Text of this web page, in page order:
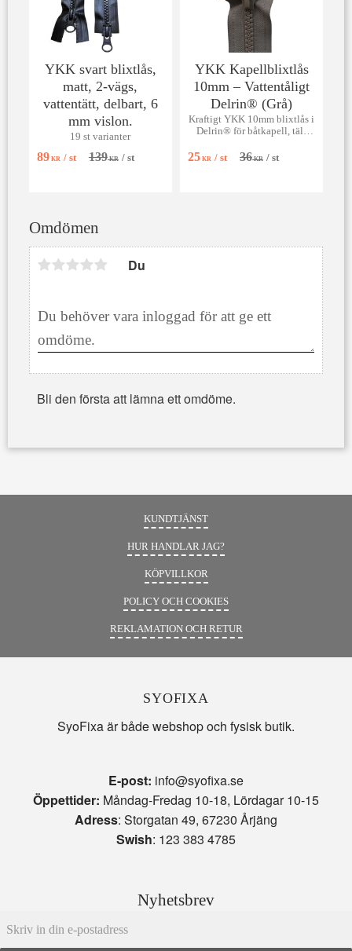
Omdömen
Du
Bli den första att lämna ett omdöme.
YKK svart blixtlås,
matt, 2-vägs,
vattentätt, delbart, 6
mm vislon.
19 st varianter
89KR / st 139KR / st
YKK Kapellblixtlås
10mm – Vattentåligt
Delrin® (Grå)
Kraftigt YKK 10mm blixtlås i
Delrin® för båtkapell, tält
per 50 cm. [Glöm ej löpare!]
25 KR / st 36KR / st
KUNDTJÄNST
HUR HANDLAR JAG?
KÖPVILLKOR
POLICY OCH COOKIES
REKLAMATION OCH RETUR
SYOFIXA
SyoFixa är både webshop och fysisk butik.
E-post: info@syofixa.se
Öppettider: Måndag-Fredag 10-18, Lördagar 10-15
Adress: Storgatan 49, 67230 Årjäng
Swish: 123 383 4785
Nyhetsbrev